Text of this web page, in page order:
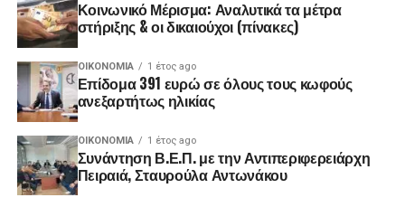
Κοινωνικό Μέρισμα: Αναλυτικά τα μέτρα
στήριξης & οι δικαιούχοι (πίνακες)
ΟΙΚΟΝΟΜΊΑ 1 έτος ago
Επίδομα 391 ευρώ σε όλους τους κωφούς
ανεξαρτήτως ηλικίας
ΟΙΚΟΝΟΜΊΑ 1 έτος ago
Συνάντηση Β.Ε.Π. με την Αντιπεριφερειάρχη
Πειραιά, Σταυρούλα Αντωνάκου